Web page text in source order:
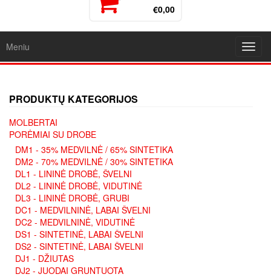
€0,00
Meniu
PRODUKTŲ KATEGORIJOS
MOLBERTAI
PORĖMIAI SU DROBE
DM1 - 35% MEDVILNĖ / 65% SINTETIKA
DM2 - 70% MEDVILNĖ / 30% SINTETIKA
DL1 - LININĖ DROBĖ, ŠVELNI
DL2 - LININĖ DROBĖ, VIDUTINĖ
DL3 - LININĖ DROBĖ, GRUBI
DC1 - MEDVILNINĖ, LABAI ŠVELNI
DC2 - MEDVILNINĖ, VIDUTINĖ
DS1 - SINTETINĖ, LABAI ŠVELNI
DS2 - SINTETINĖ, LABAI ŠVELNI
DJ1 - DŽIUTAS
DJ2 - JUODAI GRUNTUOTA